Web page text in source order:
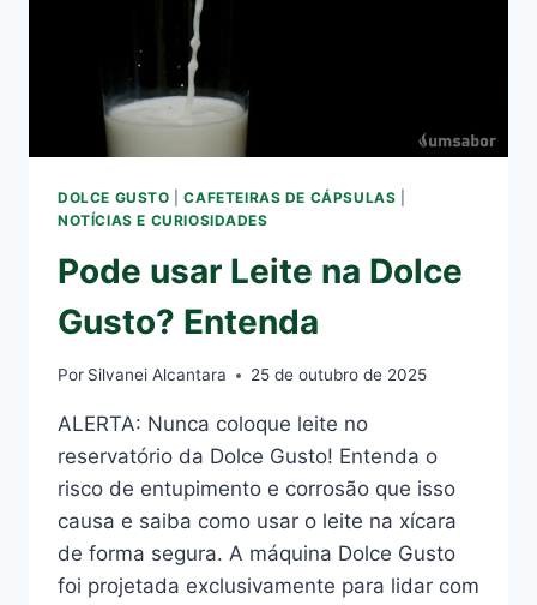
DOLCE GUSTO |CAFETEIRAS DE CÁPSULAS
NOTÍCIAS E CURIOSIDADES
Pode usar Leite na Dolce
Gusto? Entenda
Por Silvanei Alcantara 25 de outubro de 2025
ALERTA: Nunca coloque leite no
reservatório da Dolce Gusto! Entenda o
risco de entupimento e corrosão que isso
causa e saiba como usar o leite na xícara
de forma segura. A máquina Dolce Gusto
foi projetada exclusivamente para lidar com